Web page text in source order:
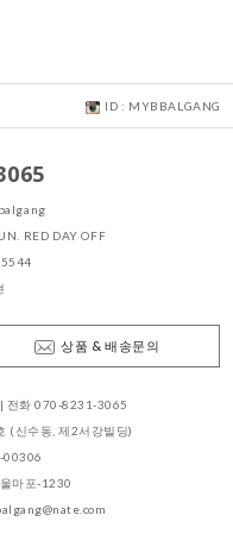
ID : MYBBALGANG
RED DAY OFF
상품 & 배송문의
전화 070-8231-3065
(신수동, 제2서강빌딩)
00306
마포-1230